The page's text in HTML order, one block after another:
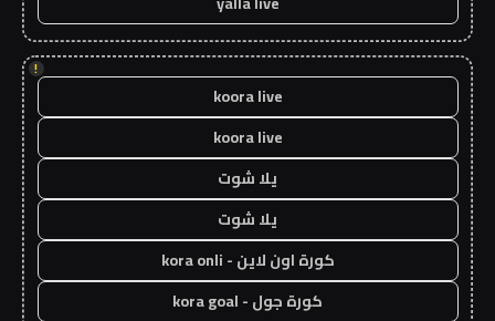
!
koora live
koora live
يلا شوت
يلا شوت
كورة اون لاين - kora onli
كورة جول - kora goal